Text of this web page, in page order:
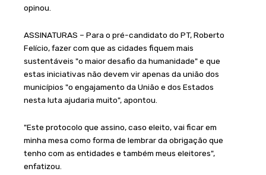
opinou.
ASSINATURAS – Para o pré-candidato do PT, Roberto
Felício, fazer com que as cidades fiquem mais
sustentáveis "o maior desafio da humanidade" e que
estas iniciativas não devem vir apenas da união dos
municípios "o engajamento da União e dos Estados
nesta luta ajudaria muito", apontou.
"Este protocolo que assino, caso eleito, vai ficar em
minha mesa como forma de lembrar da obrigação que
tenho com as entidades e também meus eleitores",
enfatizou.